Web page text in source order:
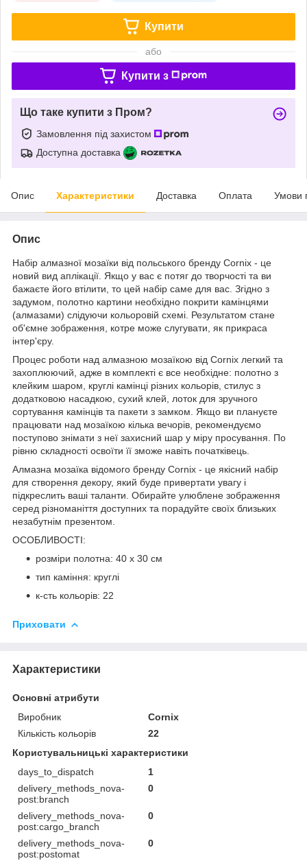
Купити
або
Купити з
Що таке купити з Пром?
Замовлення під захистом
Доступна доставка
Опис Характеристики Доставка Оплата Умови
Опис
Набір алмазної мозаїки від польського бренду Cornix - це
новий вид аплікації. Якщо у вас є потяг до творчості та ви
бажаєте його втілити, то цей набір саме для вас. Згідно з
задумом, полотно картини необхідно покрити камінцями
(алмазами) слідуючи кольоровій схемі. Результатом стане
об'ємне зображення, котре може слугувати, як прикраса
інтер'єру.
Процес роботи над алмазною мозаїкою від Cornix легкий та
захоплюючий, адже в комплекті є все необхідне: полотно з
клейким шаром, круглі камінці різних кольорів, стилус з
додатковою насадкою, сухий клей, лоток для зручного
сортування камінців та пакети з замком. Якщо ви плануєте
працювати над мозаїкою кілька вечорів, рекомендуємо
поступово знімати з неї захисний шар у міру просування. По
рівню складності освоїти її зможе навіть початківець.
Алмазна мозаїка відомого бренду Cornix - це якісний набір
для створення декору, який буде привертати увагу і
підкреслить ваші таланти. Обирайте улюблене зображення
серед різноманіття доступних та порадуйте своїх близьких
незабутнім презентом.
ОСОБЛИВОСТІ:
розміри полотна: 40 x 30 см
тип каміння: круглі
к-сть кольорів: 22
Приховати
Характеристики
Основні атрибути
Виробник
Cornix
Кількість кольорів
22
Користувальницькі характеристики
days_to_dispatch
1
delivery_methods_nova-
post:branch
0
delivery_methods_nova-
post:cargo_branch
0
delivery_methods_nova-
post:postomat
0